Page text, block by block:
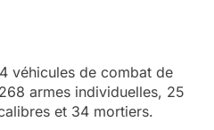
véhicules de combat de
armes individuelles, 25
et 34 mortiers.